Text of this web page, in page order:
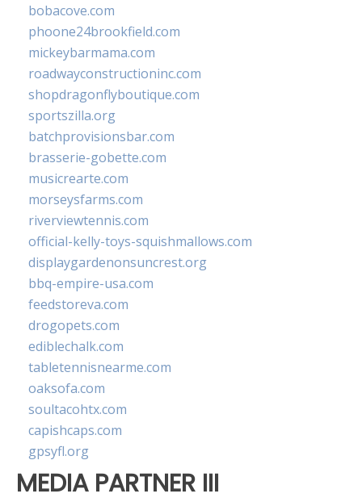
bobacove.com
phoone24brookfield.com
mickeybarmama.com
roadwayconstructioninc.com
shopdragonflyboutique.com
sportszilla.org
batchprovisionsbar.com
brasserie-gobette.com
musicrearte.com
morseysfarms.com
riverviewtennis.com
official-kelly-toys-squishmallows.com
displaygardenonsuncrest.org
bbq-empire-usa.com
feedstoreva.com
drogopets.com
ediblechalk.com
tabletennisnearme.com
oaksofa.com
soultacohtx.com
capishcaps.com
gpsyfl.org
MEDIA PARTNER III